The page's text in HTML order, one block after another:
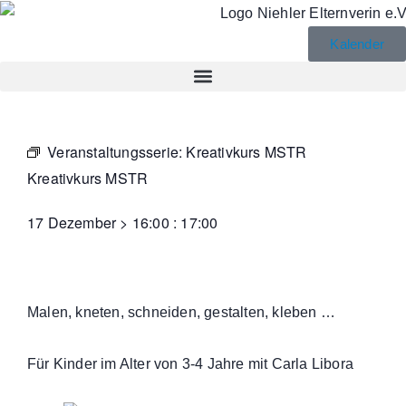
Kalender
Veranstaltungsserie: Kreativkurs MSTR
Kreativkurs MSTR
17 Dezember > 16:00 : 17:00
Malen, kneten, schneiden, gestalten, kleben …
Für Kinder im Alter von 3-4 Jahre mit Carla Libora